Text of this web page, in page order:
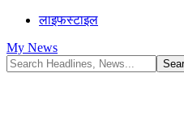
लाइफस्टाइल
My News